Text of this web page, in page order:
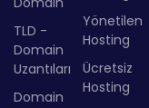
TLD -
Domain
Uzantıları
Domain
Yönetilen
Hosting
Ücretsiz
Hosting